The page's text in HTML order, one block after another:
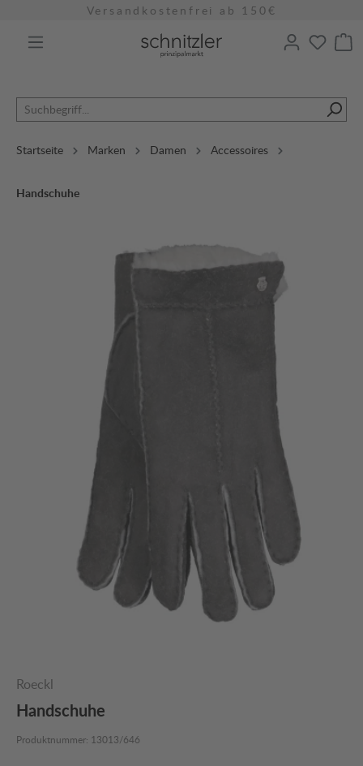
Versandkostenfrei ab 150€
Startseite Marken Damen Accessoires
Handschuhe
Roeckl
Handschuhe
Produktnummer: 13013/646